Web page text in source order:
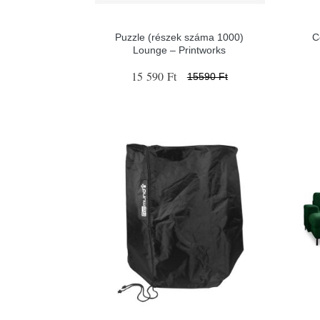
Puzzle (részek száma 1000)
Lounge – Printworks
15 590 Ft 15590 Ft